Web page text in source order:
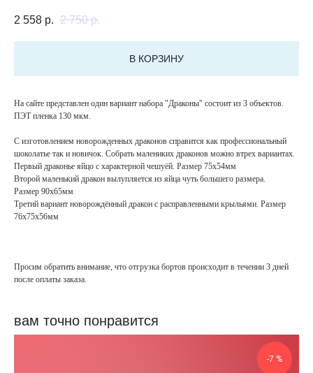
2 558 р. 2 750 р.
В КОРЗИНУ
На сайте представлен один вариант набора "Драконы" состоит из 3 объектов.
ПЭТ пленка 130 мкм.
С изготовлением новорожденных драконов справится как профессиональный
шоколатье так и новичок. Собрать малениких драконов можно втрех вариантах.
Первый драконье яйцо с характерной чешуёй. Размер 75х54мм
Второй маленький дракон вылупляется из яйца чуть большего размера.
Размер 90х65мм
Третий вариант новорождённый дракон с расправленными крыльями. Размер
76х75х56мм
Просим обратить внимание, что отгрузка бортов происходит в течении 3 дней
после оплаты заказа.
вам точно понравится
-7 %